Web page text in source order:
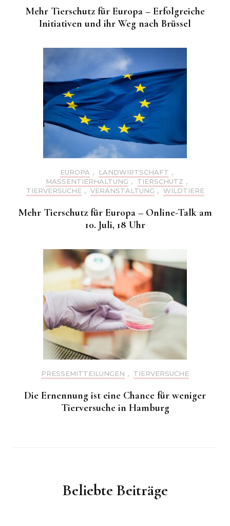
Mehr Tierschutz für Europa – Erfolgreiche
Initiativen und ihr Weg nach Brüssel
EUROPA , LANDWIRTSCHAFT ,
MASSENTIERHALTUNG , TIERSCHUTZ ,
TIERVERSUCHE , VERANSTALTUNG , WILDTIERE
Mehr Tierschutz für Europa – Online-Talk am
10. Juli, 18 Uhr
PRESSEMITTEILUNGEN , TIERVERSUCHE
Die Ernennung ist eine Chance für weniger
Tierversuche in Hamburg
Beliebte Beiträge